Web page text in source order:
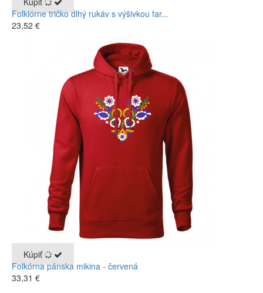
Folklórne tričko dlhý rukáv s výšivkou far...
23,52 €
Kúpiť
Folkórna pánska mikina - červená
33,31 €